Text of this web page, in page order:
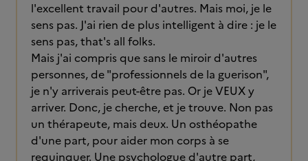
l'excellent travail pour d'autres. Mais moi, je le
sens pas. J'ai rien de plus intelligent à dire : je le
sens pas, that's all folks.
Mais j'ai compris que sans le miroir d'autres
personnes, de "professionnels de la guerison",
je n'y arriverais peut-être pas. Or je VEUX y
arriver. Donc, je cherche, et je trouve. Non pas
un thérapeute, mais deux. Un osthéopathe
d'une part, pour aider mon corps à se
requinquer. Une psychologue d'autre part,